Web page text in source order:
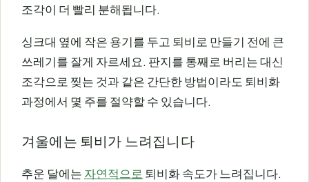
조각이 더 빨리 분해됩니다.
싱크대 옆에 작은 용기를 두고 퇴비로 만들기 전에 큰
쓰레기를 잘게 자르세요. 판지를 통째로 버리는 대신
조각으로 찢는 것과 같은 간단한 방법이라도 퇴비화
과정에서 몇 주를 절약할 수 있습니다.
겨울에는 퇴비가 느려집니다
추운 달에는 자연적으로 퇴비화 속도가 느려집니다.